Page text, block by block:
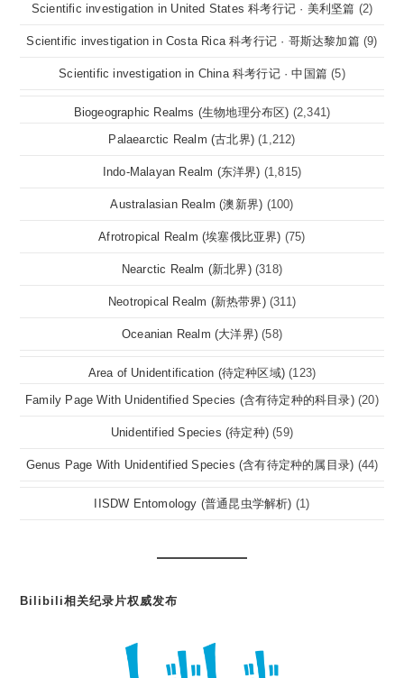
Scientific investigation in United States 科考行记 · 美利坚篇 (2)
Scientific investigation in Costa Rica 科考行记 · 哥斯达黎加篇 (9)
Scientific investigation in China 科考行记 · 中国篇 (5)
Biogeographic Realms (生物地理分布区) (2,341)
Palaearctic Realm (古北界) (1,212)
Indo-Malayan Realm (东洋界) (1,815)
Australasian Realm (澳新界) (100)
Afrotropical Realm (埃塞俄比亚界) (75)
Nearctic Realm (新北界) (318)
Neotropical Realm (新热带界) (311)
Oceanian Realm (大洋界) (58)
Area of Unidentification (待定种区域) (123)
Family Page With Unidentified Species (含有待定种的科目录) (20)
Unidentified Species (待定种) (59)
Genus Page With Unidentified Species (含有待定种的属目录) (44)
IISDW Entomology (普通昆虫学解析) (1)
Bilibili相关纪录片权威发布